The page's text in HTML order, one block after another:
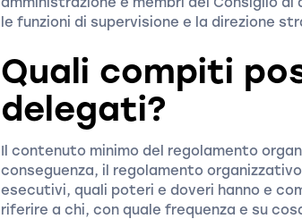
le funzioni di supervisione e la direzione
Quali compiti
delegati?
Il contenuto minimo del regolamento
conseguenza, il regolamento
esecutivi, quali poteri e doveri hanno e
riferire a chi, con quale frequenza e su